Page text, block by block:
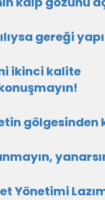
gereği
ikinci kalite
gölgesinden
Yönetimi